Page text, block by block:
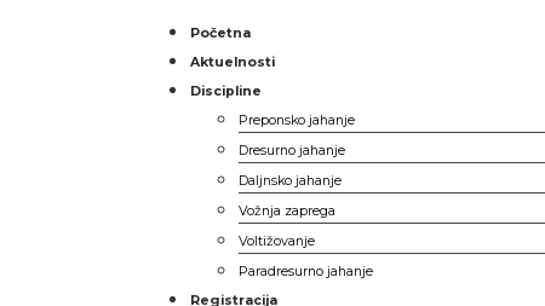
Početna
Aktuelnosti
Discipline
Preponsko jahanje
Dresurno jahanje
Daljnsko jahanje
Vožnja zaprega
Voltižovanje
Paradresurno jahanje
Registracija